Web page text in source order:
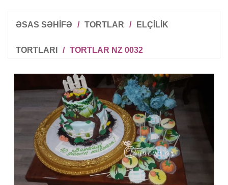
ƏSAS SƏHİFƏ / TORTLAR / ELÇILIK
TORTLARI / TORTLAR NZ 0032